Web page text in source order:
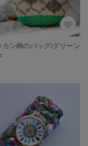
カン柄のバッグ/グリーン